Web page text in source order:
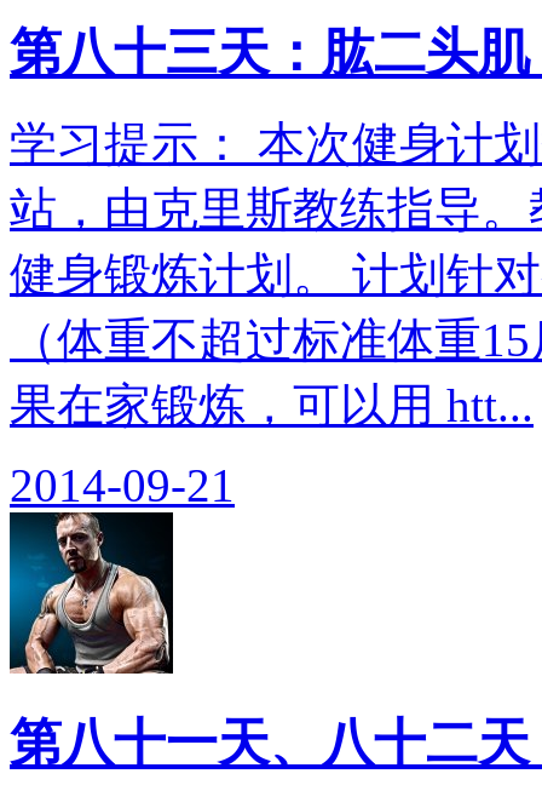
第八十三天：肱二头
学习提示： 本次健身计
站，由克里斯教练指导
健身锻炼计划。 计划针
（体重不超过标准体重
果在家锻炼，可以用 htt...
2014-09-21
第八十一天、八十二